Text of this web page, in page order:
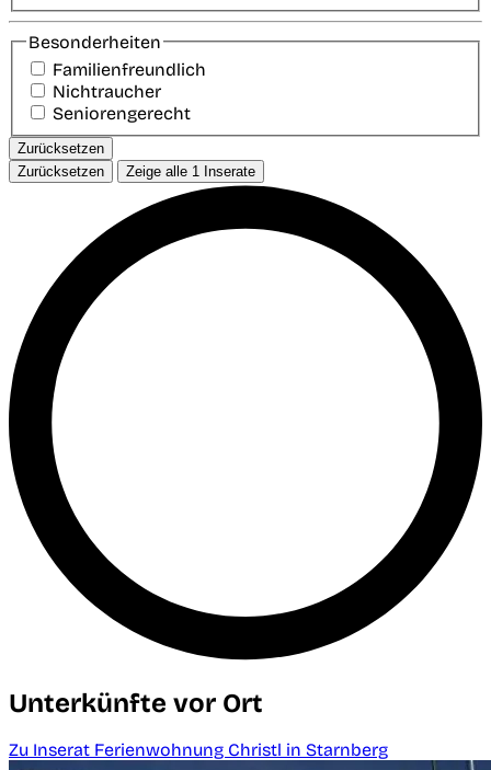
Besonderheiten
Familienfreundlich
Nichtraucher
Seniorengerecht
Zurücksetzen
Zurücksetzen
Zeige alle 1 Inserate
Unterkünfte vor Ort
Zu Inserat Ferienwohnung Christl in Starnberg